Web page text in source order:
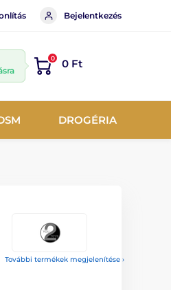
Bejelentkezés
0 0 Ft
DROGÉRIA
További termékek megjelenítése ›